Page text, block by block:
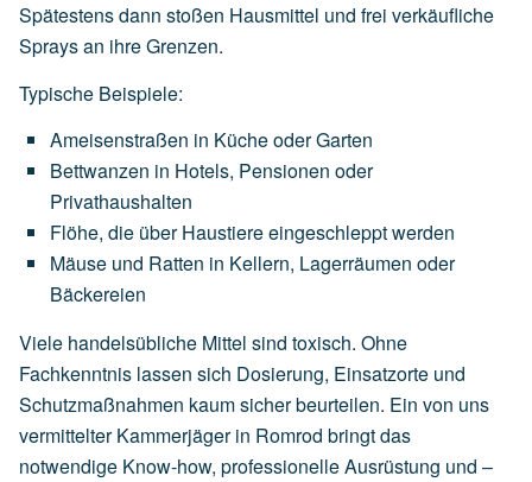
Spätestens dann stoßen Hausmittel und frei verkäufliche
Sprays an ihre Grenzen.
Typische Beispiele:
Ameisenstraßen in KücheoderGarten
Bettwanzen in Hotels, Pensionen oder
Privathaushalten
Flöhe, die über Haustiereeingeschlepptwerden
Mäuse und Ratten in Kellern, Lagerräumen oder
Bäckereien
Viele handelsübliche Mittel sind toxisch. Ohne
Fachkenntnis lassen sich Dosierung, Einsatzorte und
Schutzmaßnahmen kaum sicher beurteilen. Ein von uns
vermittelter Kammerjäger in Romrod bringt das
notwendige Know-how, professionelle Ausrüstung und –